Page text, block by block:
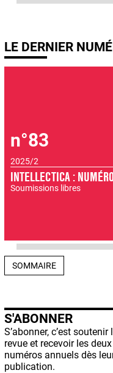
LE DERNIER
n°83
2025/2
INTELLECTICA :
Soumissions libres
SOMMAIRE
S'ABONNER
S’abonner, c’est soutenir
revue et recevoir les deux
numéros annuels dès
publication.